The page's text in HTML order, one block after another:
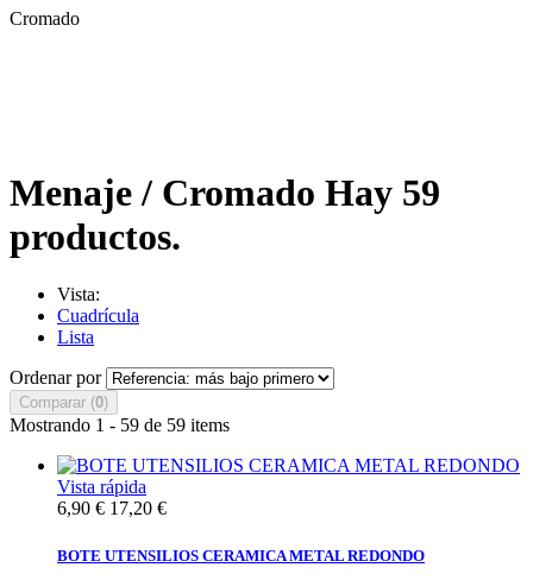
Cromado
Menaje / Cromado Hay 59
productos.
Vista:
Cuadrícula
Lista
Ordenar por
Comparar (0)
Mostrando 1 - 59 de 59 items
Vista rápida
6,90 € 17,20 €
BOTE UTENSILIOS CERAMICA METAL REDONDO